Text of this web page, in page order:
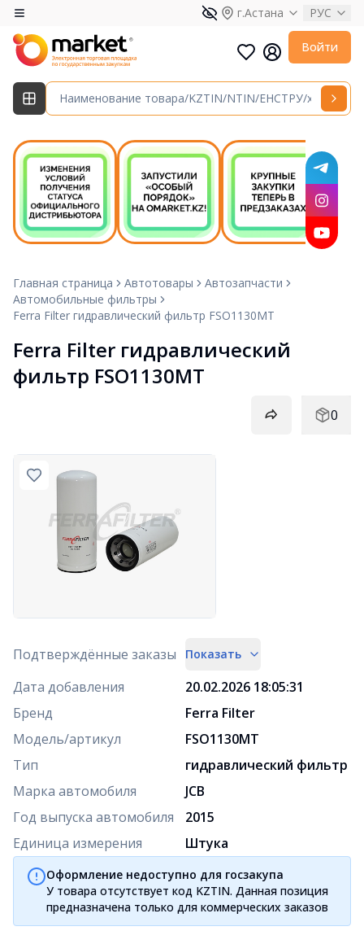
г.Астана РУС
Войти
Главная страница Автотовары
Автозапчасти
Автомобильные фильтры
Ferra Filter гидравлический фильтр FSO1130MT
Ferra Filter гидравлический
фильтр FSO1130MT
0
Подтверждённые заказы Показать
Дата добавления
20.02.2026 18:05:31
Бренд
Ferra Filter
Модель/артикул
FSO1130MT
Тип
гидравлический фильтр
Марка автомобиля
JCB
Год выпуска автомобиля
2015
Единица измерения
Штука
Оформление недоступно для госзакупа
У товара отсутствует код KZTIN. Данная позиция
предназначена только для коммерческих заказов